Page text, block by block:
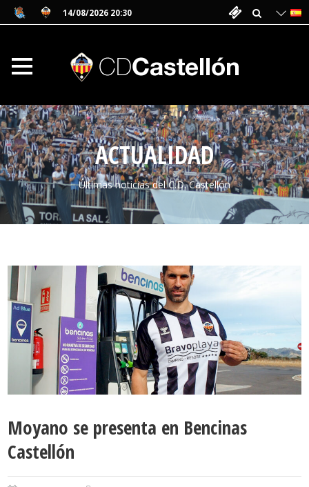
14/08/2026 20:30
ACTUALIDAD
Últimas noticias del C.D. Castellón
Moyano se presenta en Bencinas
Castellón